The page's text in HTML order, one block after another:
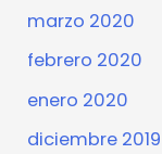
marzo 2020
febrero 2020
enero 2020
diciembre 2019